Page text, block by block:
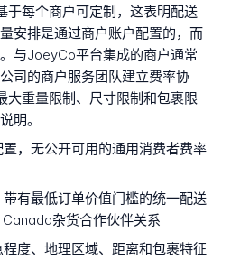
于每个商户可定制，这表明配送
安排是通过商户账户配置的，而
与JoeyCo平台集成的商户通常
司的商户服务团队建立费率协
重量限制、尺寸限制和包裹限
明。
，无公开可用的通用消费者费率
带有最低订单价值门槛的统一配送
杂货合作伙伴关系
度、地理区域、距离和包裹特征